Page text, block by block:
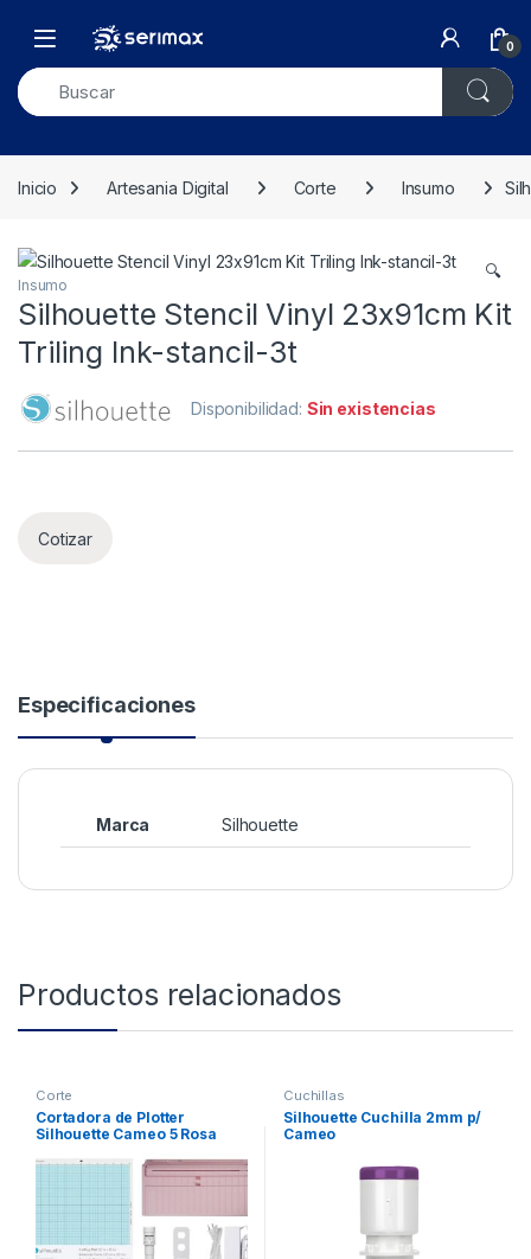
Open 0
Inicio Artesania Digital Corte Insumo
🔍
Insumo
Silhouette Stencil Vinyl 23x91cm Kit
Triling Ink-stancil-3t
Disponibilidad: Sin existencias
Cotizar
Especificaciones
Marca Silhouette
Productos relacionados
Corte
Cortadora de Plotter
Silhouette Cameo 5 Rosa
Cuchillas
Silhouette Cuchilla 2mm p/
Cameo